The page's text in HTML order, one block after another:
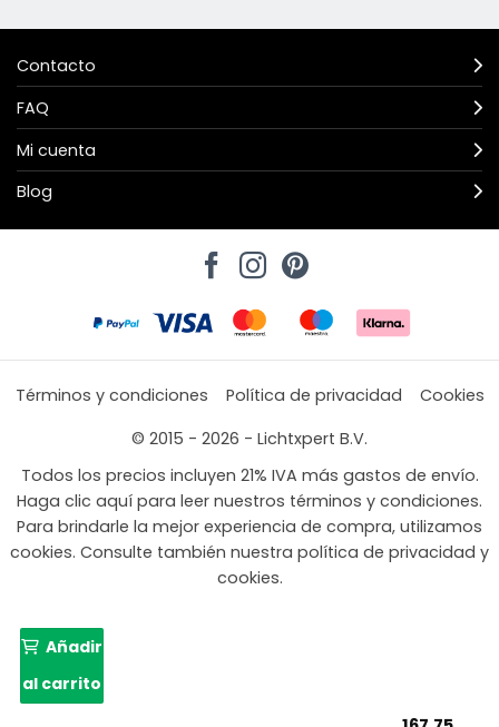
Contacto
FAQ
Mi cuenta
Blog
Términos y condiciones Política de privacidad
Cookies
© 2015 - 2026 - Lichtxpert B.V.
Todos los precios incluyen 21% IVA más gastos de envío.
Haga clic aquí para leer nuestros términos y condiciones.
Para brindarle la mejor experiencia de compra, utilizamos
cookies. Consulte también nuestra política de privacidad y
cookies.
Añadir
al carrito